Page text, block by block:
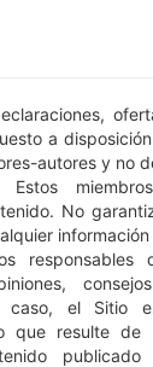
a
autores y no
No
caso, el Sitio
que resulte de